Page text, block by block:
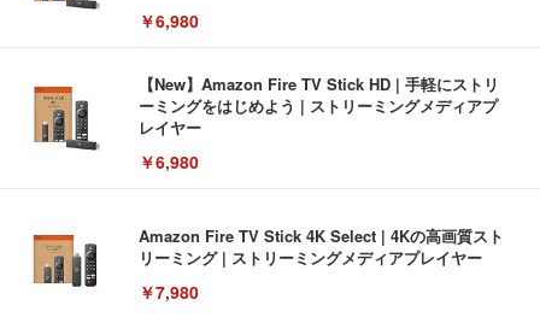
￥6,980
【New】Amazon Fire TV Stick HD | 手軽にストリ
ーミングをはじめよう | ストリーミングメディアプ
レイヤー
￥6,980
Amazon Fire TV Stick 4K Select | 4Kの高画質スト
リーミング | ストリーミングメディアプレイヤー
￥7,980